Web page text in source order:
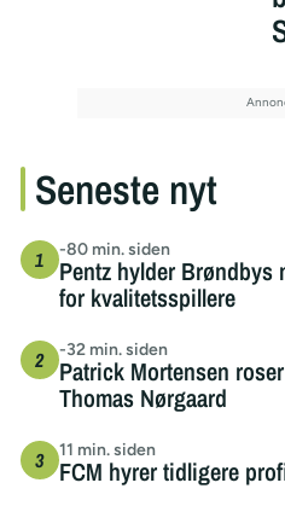
Seneste nyt
-80 min. siden
Pentz hylder Brøndbys
for kvalitetsspillere
-32 min. siden
Patrick Mortensen
Thomas Nørgaard
11 min. siden
FCM hyrer tidligere